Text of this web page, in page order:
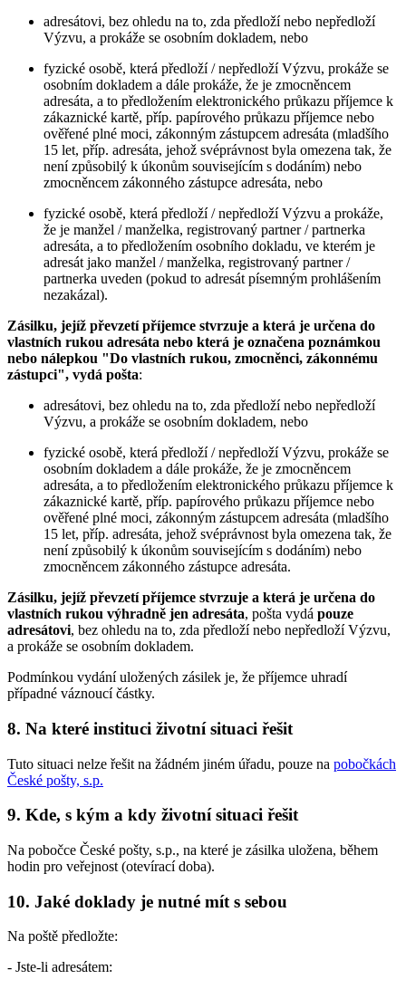
adresátovi, bez ohledu na to, zda předloží nebo nepředloží
Výzvu, a prokáže se osobním dokladem, nebo
fyzické osobě, která předloží / nepředloží Výzvu, prokáže se
osobním dokladem a dále prokáže, že je zmocněncem
adresáta, a to předložením elektronického průkazu příjemce k
zákaznické kartě, příp. papírového průkazu příjemce nebo
ověřené plné moci, zákonným zástupcem adresáta (mladšího
15 let, příp. adresáta, jehož svéprávnost byla omezena tak, že
není způsobilý k úkonům souvisejícím s dodáním) nebo
zmocněncem zákonného zástupce adresáta, nebo
fyzické osobě, která předloží / nepředloží Výzvu a prokáže,
že je manžel / manželka, registrovaný partner / partnerka
adresáta, a to předložením osobního dokladu, ve kterém je
adresát jako manžel / manželka, registrovaný partner /
partnerka uveden (pokud to adresát písemným prohlášením
nezakázal).
Zásilku, jejíž převzetí příjemce stvrzuje a která je určena do
vlastních rukou adresáta nebo která je označena poznámkou
nebo nálepkou "Do vlastních rukou, zmocněnci, zákonnému
zástupci", vydá pošta:
adresátovi, bez ohledu na to, zda předloží nebo nepředloží
Výzvu, a prokáže se osobním dokladem, nebo
fyzické osobě, která předloží / nepředloží Výzvu, prokáže se
osobním dokladem a dále prokáže, že je zmocněncem
adresáta, a to předložením elektronického průkazu příjemce k
zákaznické kartě, příp. papírového průkazu příjemce nebo
ověřené plné moci, zákonným zástupcem adresáta (mladšího
15 let, příp. adresáta, jehož svéprávnost byla omezena tak, že
není způsobilý k úkonům souvisejícím s dodáním) nebo
zmocněncem zákonného zástupce adresáta.
Zásilku, jejíž převzetí příjemce stvrzuje a která je určena do
vlastních rukou výhradně jen adresáta, pošta vydá pouze
adresátovi, bez ohledu na to, zda předloží nebo nepředloží Výzvu,
a prokáže se osobním dokladem.
Podmínkou vydání uložených zásilek je, že příjemce uhradí
případné váznoucí částky.
8. Na které instituci životní situaci řešit
Tuto situaci nelze řešit na žádném jiném úřadu, pouze na pobočkách
České pošty, s.p.
9. Kde, s kým a kdy životní situaci řešit
Na pobočce České pošty, s.p., na které je zásilka uložena, během
hodin pro veřejnost (otevírací doba).
10. Jaké doklady je nutné mít s sebou
Na poště předložte:
- Jste-li adresátem: